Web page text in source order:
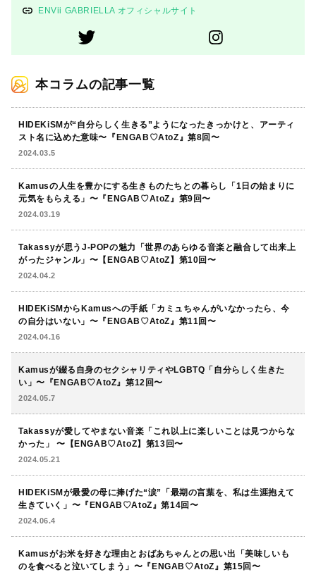
ENVii GABRIELLA オフィシャルサイト
本コラムの記事一覧
HIDEKiSMが“自分らしく生きる”ようになったきっかけと、アーティ
スト名に込めた意味〜『ENGAB♡AtoZ』第8回〜
2024.03.5
Kamusの人生を豊かにする生きものたちとの暮らし「1日の始まりに
元気をもらえる」〜『ENGAB♡AtoZ』第9回〜
2024.03.19
Takassyが思うJ-POPの魅力「世界のあらゆる音楽と融合して出来上
がったジャンル」〜【ENGAB♡AtoZ】第10回〜
2024.04.2
HIDEKiSMからKamusへの手紙「カミュちゃんがいなかったら、今
の自分はいない」〜『ENGAB♡AtoZ』第11回〜
2024.04.16
Kamusが綴る自身のセクシャリティやLGBTQ「自分らしく生きた
い」〜『ENGAB♡AtoZ』第12回〜
2024.05.7
Takassyが愛してやまない音楽「これ以上に楽しいことは見つからな
かった」 〜【ENGAB♡AtoZ】第13回〜
2024.05.21
HIDEKiSMが最愛の母に捧げた“涙”「最期の言葉を、私は生涯抱えて
生きていく」〜『ENGAB♡AtoZ』第14回〜
2024.06.4
Kamusがお米を好きな理由とおばあちゃんとの思い出「美味しいも
のを食べると泣いてしまう」〜『ENGAB♡AtoZ』第15回〜